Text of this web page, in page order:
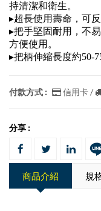
持清潔和衛生。
▸超長使用壽命，可
▸把手堅固耐用，不
方便使用。
▸把柄伸縮長度約50-
付款方式 : 信用卡 /
分享 :
商品介紹 規